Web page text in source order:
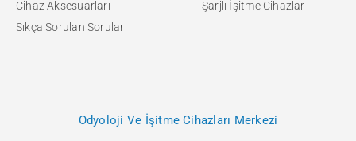
Cihaz Aksesuarları
Sıkça Sorulan Sorular
Şarjlı İşitme Cihazlar
Odyoloji Ve İşitme Cihazları Merkezi